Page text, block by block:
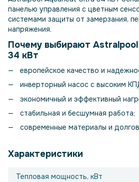
панелью управления с цветным
системами защиты от замерзания,
напряжения.
Почему выбирают
34 кВт
европейское качество и
инверторный насос с высоким
экономичный и эффективный
стабильная и бесшумная работа;
современные материалы и
Характеристики
Тепловая мощность, кВт